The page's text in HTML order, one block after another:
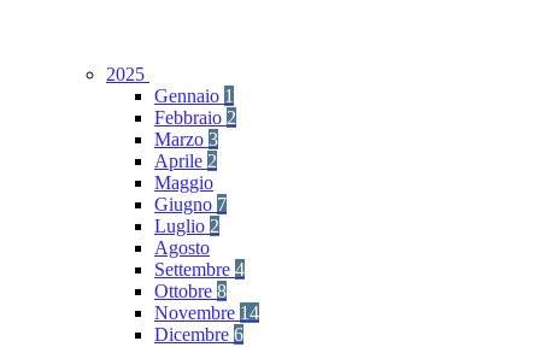
2025
Gennaio 1
Febbraio 2
Marzo 3
Aprile 2
Maggio
Giugno 7
Luglio 2
Agosto
Settembre 4
Ottobre 8
Novembre 14
Dicembre 6